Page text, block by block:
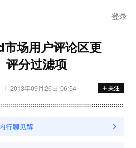
登录
场用户评论区更
评分过滤项
2013年09月26日 06:54